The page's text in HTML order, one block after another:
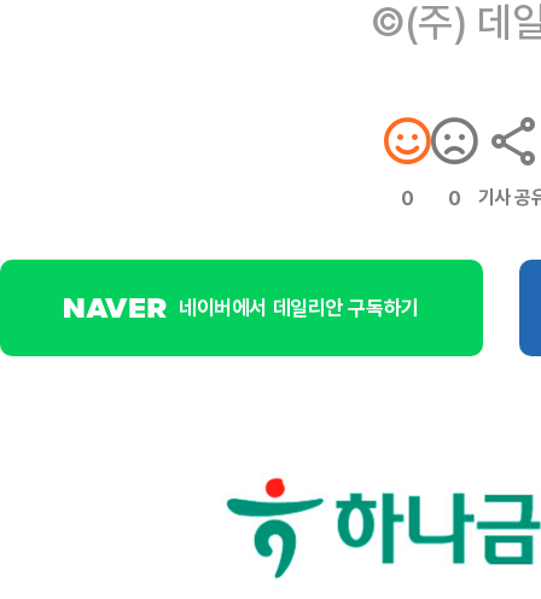
©(주) 데
0 0 기사 공
네이버에서 데일리안 구독하기